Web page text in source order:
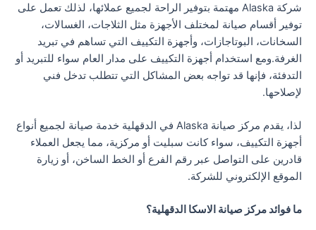
شركة Alaska مهتمة بتوفير الراحة لجميع عملائها، لذلك تعمل على
توفير أقسام صيانة لمختلف الأجهزة مثل الثلاجات، الغسالات،
السخانات، البوتاجازات، وأجهزة التكييف التي تساهم في تبريد
الغرفة.ومع استخدام أجهزة التكييف على مدار العام سواء للتبريد أو
التدفئة، فإنها قد تواجه بعض المشاكل التي تتطلب تدخل فني
لإصلاحها.
لذا، يقدم مركز صيانة Alaska في الدقهلية خدمة صيانة لجميع أنواع
أجهزة التكييف، سواء كانت سبليت أو مركزية، مما يجعل العملاء
قادرين على التواصل عبر رقم الفرع أو الخط الساخن، أو زيارة
الموقع الإلكتروني للشركة.
ما فوائد مركز صيانة الاسكا الدقهلية؟